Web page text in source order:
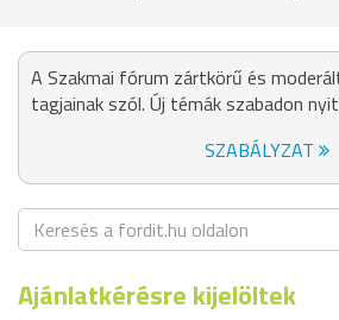
A Szakmai fórum zártkörű és
tagjainak szól. Új témák szabadon
SZABÁLYZAT
Ajánlatkérésre kijelöltek